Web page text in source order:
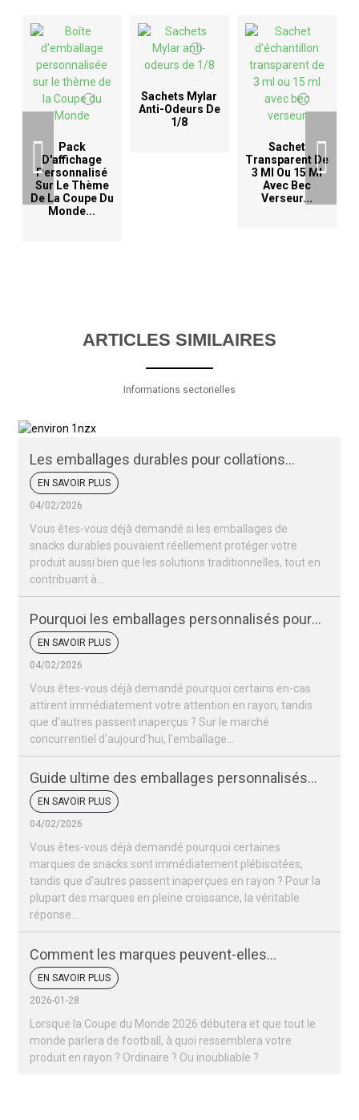
Pack
D'affichage
Personnalisé
Sur Le Thème
De La Coupe Du
Monde...
Sachets Mylar
Anti-Odeurs De
1/8
Sachet
Transparent De
3 Ml Ou 15 Ml
Avec Bec
Verseur...
ARTICLES SIMILAIRES
Informations sectorielles
Les emballages durables pour collations
peuvent-ils protéger vos produits ?
EN SAVOIR PLUS
04/02/2026
Vous êtes-vous déjà demandé si les emballages de
snacks durables pouvaient réellement protéger votre
produit aussi bien que les solutions traditionnelles, tout en
contribuant à...
Pourquoi les emballages personnalisés pour
vos snacks sont-ils si importants pour votre
marque ?
EN SAVOIR PLUS
04/02/2026
Vous êtes-vous déjà demandé pourquoi certains en-cas
attirent immédiatement votre attention en rayon, tandis
que d'autres passent inaperçus ? Sur le marché
concurrentiel d'aujourd'hui, l'emballage…
Guide ultime des emballages personnalisés
pour snacks
EN SAVOIR PLUS
04/02/2026
Vous êtes-vous déjà demandé pourquoi certaines
marques de snacks sont immédiatement plébiscitées,
tandis que d'autres passent inaperçues en rayon ? Pour la
plupart des marques en pleine croissance, la véritable
réponse…
Comment les marques peuvent-elles
remporter un succès retentissant lors de la
Coupe du monde 2026 ?
EN SAVOIR PLUS
2026-01-28
Lorsque la Coupe du Monde 2026 débutera et que tout le
monde parlera de football, à quoi ressemblera votre
produit en rayon ? Ordinaire ? Ou inoubliable ?